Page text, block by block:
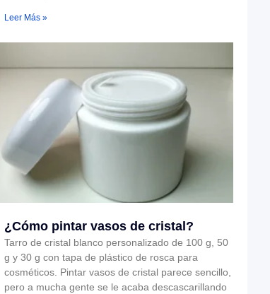
Leer Más »
¿Cómo pintar vasos de cristal?
Tarro de cristal blanco personalizado de 100 g, 50
g y 30 g con tapa de plástico de rosca para
cosméticos. Pintar vasos de cristal parece sencillo,
pero a mucha gente se le acaba descascarillando